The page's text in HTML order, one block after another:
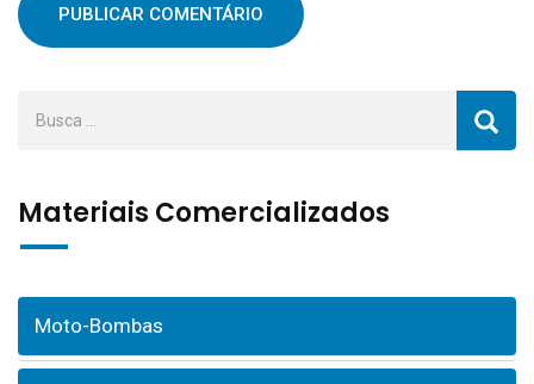
Materiais Comercializados
Moto-Bombas